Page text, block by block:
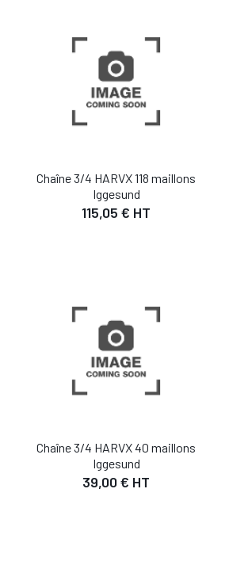
Chaîne 3/4 HARVX 118 maillons
Iggesund
115,05 € HT
Chaîne 3/4 HARVX 40 maillons
Iggesund
39,00 € HT